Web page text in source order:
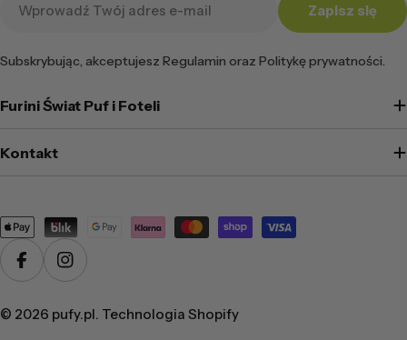
Zapisz się
Subskrybując, akceptujesz Regulamin oraz Politykę prywatności.
Furini Świat Puf i Foteli
Kontakt
Metody
płatności
FacebookInstagram
© 2026 pufy.pl. Technologia Shopify